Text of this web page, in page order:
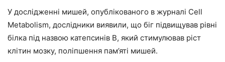
У дослідженні мишей, опублікованого в журналі Cell
Metabolism, дослідники виявили, що біг підвищував рівні
білка під назвою катепсинів B, який стимулював ріст
клітин мозку, поліпшення пам’яті мишей.